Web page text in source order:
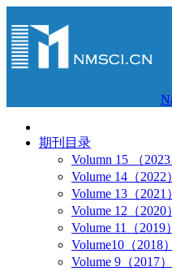
期刊目录
Volumn 15 （2023
Volume 14（2022）
Volume 13（2021）
Volume 12（2020）
Volume 11（2019）
Volume10（2018）
Volume 9（2017）